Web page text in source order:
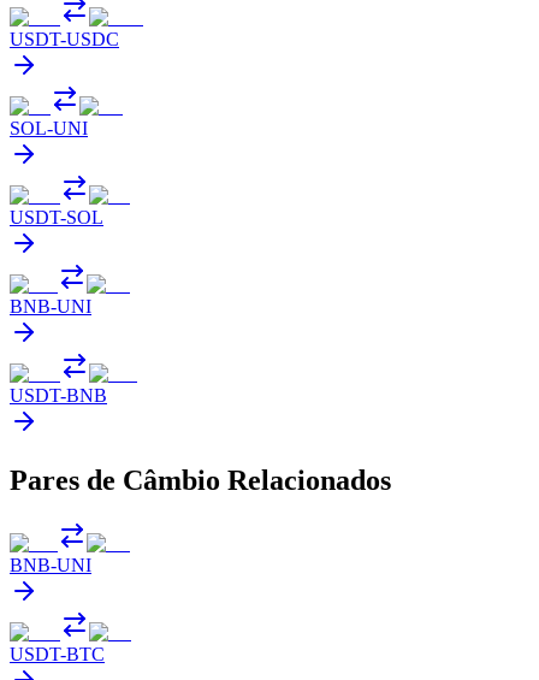
USDT-USDC
SOL-UNI
USDT-SOL
BNB-UNI
USDT-BNB
Pares de Câmbio Relacionados
BNB-UNI
USDT-BTC